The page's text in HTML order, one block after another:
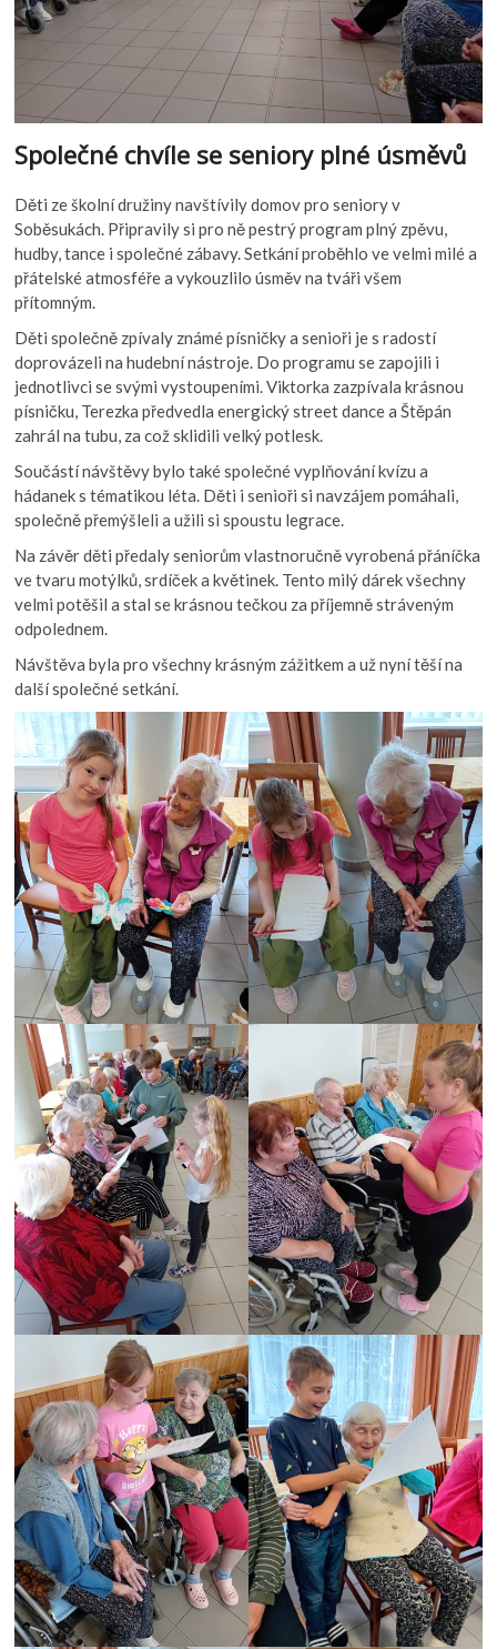
Společné chvíle se seniory plné úsměvů
Děti ze školní družiny navštívily domov pro seniory v
Soběsukách. Připravily si pro ně pestrý program plný zpěvu,
hudby, tance i společné zábavy. Setkání proběhlo ve velmi milé a
přátelské atmosféře a vykouzlilo úsměv na tváři všem
přítomným.
Děti společně zpívaly známé písničky a senioři je s radostí
doprovázeli na hudební nástroje. Do programu se zapojili i
jednotlivci se svými vystoupeními. Viktorka zazpívala krásnou
písničku, Terezka předvedla energický street dance a Štěpán
zahrál na tubu, za což sklidili velký potlesk.
Součástí návštěvy bylo také společné vyplňování kvízu a
hádanek s tématikou léta. Děti i senioři si navzájem pomáhali,
společně přemýšleli a užili si spoustu legrace.
Na závěr děti předaly seniorům vlastnoručně vyrobená přáníčka
ve tvaru motýlků, srdíček a květinek. Tento milý dárek všechny
velmi potěšil a stal se krásnou tečkou za příjemně stráveným
odpolednem.
Návštěva byla pro všechny krásným zážitkem a už nyní těší na
další společné setkání.